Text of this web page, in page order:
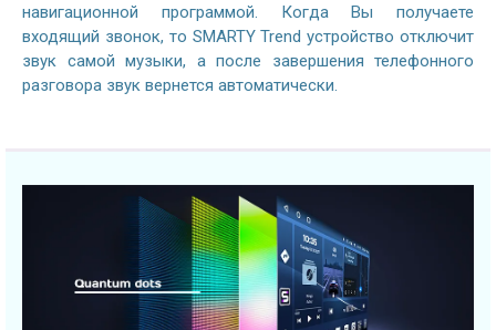
навигационной программой. Когда Вы получаете
входящий звонок, то SMARTY Trend устройство отключит
звук самой музыки, а после завершения телефонного
разговора звук вернется автоматически.